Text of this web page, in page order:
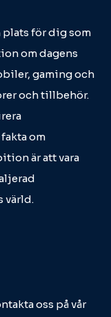
för dig som
om dagens
gaming och
och tillbehör.
om
är att vara
värld.
oss på vår